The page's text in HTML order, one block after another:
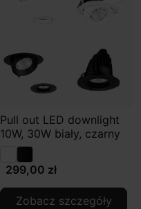
Pull out LED downlight
10W, 30W biały, czarny
299,00 zł
Zobacz szczegóły